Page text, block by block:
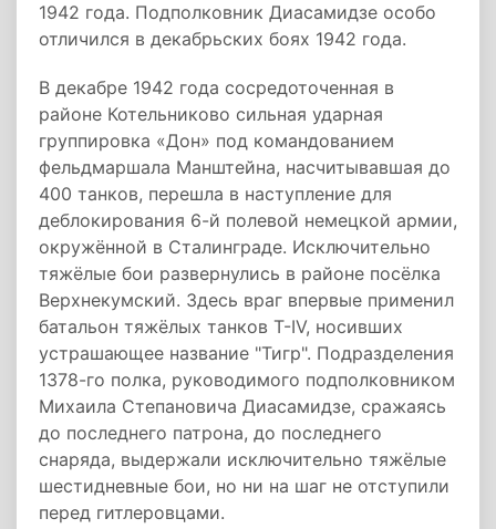
1942 года. Подполковник Диасамидзе особо
отличился в декабрьских боях 1942 года.
В декабре 1942 года сосредоточенная в
районе Котельниково сильная ударная
группировка «Дон» под командованием
фельдмаршала Манштейна, насчитывавшая до
400 танков, перешла в наступление для
деблокирования 6­-й полевой немецкой армии,
окружённой в Сталинграде. Исключительно
тяжёлые бои развернулись в районе посёлка
Верхнекумский. Здесь враг впервые применил
батальон тяжёлых танков Т-­IV, носивших
устрашающее название "Тигр". Подразделения
1378-­го полка, руководимого подполковником
Михаила Степановича Диасамидзе, сражаясь
до последнего патрона, до последнего
снаряда, выдержали исключительно тяжёлые
шестидневные бои, но ни на шаг не отступили
перед гитлеровцами.